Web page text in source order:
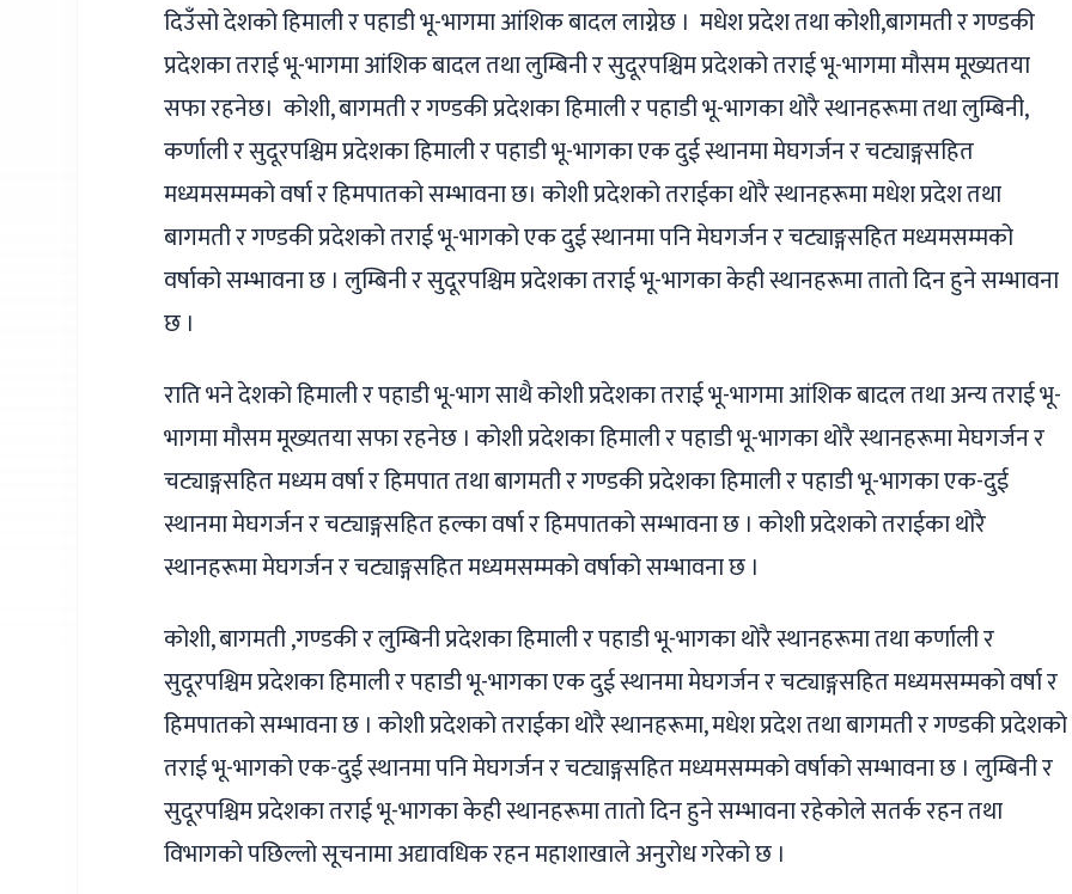
दिउँसो देशको हिमाली र पहाडी भू-भागमा आंशिक बादल लाग्नेछ । मधेश प्रदेश तथा कोशी,बागमती र गण्डकी
प्रदेशका तराई भू-भागमा आंशिक बादल तथा लुम्बिनी र सुदूरपश्चिम प्रदेशको तराई भू-भागमा मौसम मूख्यतया
सफा रहनेछ। कोशी, बागमती र गण्डकी प्रदेशका हिमाली र पहाडी भू-भागका थोरै स्थानहरूमा तथा लुम्बिनी,
कर्णाली र सुदूरपश्चिम प्रदेशका हिमाली र पहाडी भू-भागका एक दुई स्थानमा मेघगर्जन र चट्याङ्गसहित
मध्यमसम्मको वर्षा र हिमपातको सम्भावना छ। कोशी प्रदेशको तराईका थोरै स्थानहरूमा मधेश प्रदेश तथा
बागमती र गण्डकी प्रदेशको तराई भू-भागको एक दुई स्थानमा पनि मेघगर्जन र चट्याङ्गसहित मध्यमसम्मको
वर्षाको सम्भावना छ । लुम्बिनी र सुदूरपश्चिम प्रदेशका तराई भू-भागका केही स्थानहरूमा तातो दिन हुने सम्भावना
छ ।
राति भने देशको हिमाली र पहाडी भू-भाग साथै कोशी प्रदेशका तराई भू-भागमा आंशिक बादल तथा अन्य तराई भू-
भागमा मौसम मूख्यतया सफा रहनेछ । कोशी प्रदेशका हिमाली र पहाडी भू-भागका थोरै स्थानहरूमा मेघगर्जन र
चट्याङ्गसहित मध्यम वर्षा र हिमपात तथा बागमती र गण्डकी प्रदेशका हिमाली र पहाडी भू-भागका एक-दुई
स्थानमा मेघगर्जन र चट्याङ्गसहित हल्का वर्षा र हिमपातको सम्भावना छ । कोशी प्रदेशको तराईका थोरै
स्थानहरूमा मेघगर्जन र चट्याङ्गसहित मध्यमसम्मको वर्षाको सम्भावना छ ।
कोशी, बागमती ,गण्डकी र लुम्बिनी प्रदेशका हिमाली र पहाडी भू-भागका थोरै स्थानहरूमा तथा कर्णाली र
सुदूरपश्चिम प्रदेशका हिमाली र पहाडी भू-भागका एक दुई स्थानमा मेघगर्जन र चट्याङ्गसहित मध्यमसम्मको वर्षा र
हिमपातको सम्भावना छ । कोशी प्रदेशको तराईका थोरै स्थानहरूमा, मधेश प्रदेश तथा बागमती र गण्डकी प्रदेशको
तराई भू-भागको एक-दुई स्थानमा पनि मेघगर्जन र चट्याङ्गसहित मध्यमसम्मको वर्षाको सम्भावना छ । लुम्बिनी र
सुदूरपश्चिम प्रदेशका तराई भू-भागका केही स्थानहरूमा तातो दिन हुने सम्भावना रहेकोले सतर्क रहन तथा
विभागको पछिल्लो सूचनामा अद्यावधिक रहन महाशाखाले अनुरोध गरेको छ ।